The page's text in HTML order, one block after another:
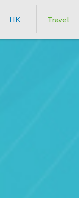
HK Travel